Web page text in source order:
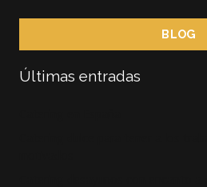
BLOG
Últimas entradas